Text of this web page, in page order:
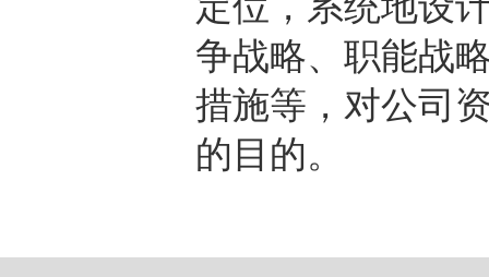
争战略、职能战
措施等，对公司
的目的。